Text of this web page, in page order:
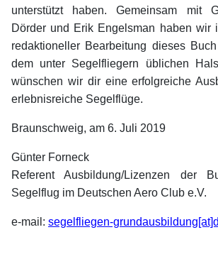
unterstützt haben. Gemeinsam mit
Dörder und Erik Engelsman haben wir
redaktioneller Bearbeitung dieses
dem unter Segelfliegern üblichen
wünschen wir dir eine erfolgreiche
erlebnisreiche Segelflüge.
Braunschweig, am 6. Juli 2019
Günter Forneck
Referent Ausbildung/Lizenzen der
Segelflug im Deutschen Aero Club e.V.
e-mail: segelfliegen-